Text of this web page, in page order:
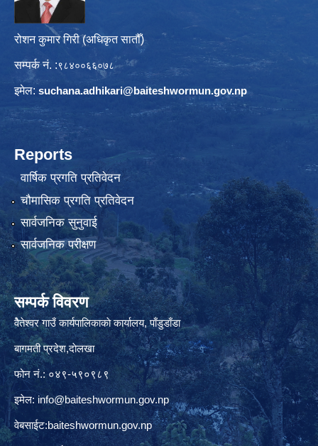
रोशन कुमार गिरी (अधिकृत सातौँ)
सम्पर्क नं. :९८४००६६०७८
इमेल: suchana.adhikari@baiteshwormun.gov.np
Reports
वार्षिक प्रगति प्रतिवेदन
चौमासिक प्रगति प्रतिवेदन
सार्वजनिक सुनुवाई
सार्वजनिक परीक्षण
सम्पर्क विवरण
वैेतेश्वर गाउँ कार्यपालिकाकाे कार्यालय, पाँडुडाँडा
बागमती‌ प्रदेश,दाेलखा
फोन नं.: ०४९-५९०९८९
इमेल: info@baiteshwormun.gov.np
वेबसाईट:baiteshwormun.gov.np